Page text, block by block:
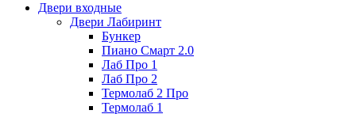
Двери входные
Двери Лабиринт
Бункер
Пиано Смарт 2.0
Лаб Про 1
Лаб Про 2
Термолаб 2 Про
Термолаб 1